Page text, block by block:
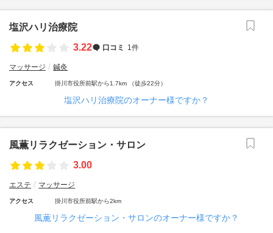
塩沢ハリ治療院
3.22
口コミ 1件
マッサージ 鍼灸
アクセス 掛川市役所前駅から1.7km （徒歩22分）
塩沢ハリ治療院のオーナー様ですか？
風薫リラクゼーション・サロン
3.00
エステ マッサージ
アクセス 掛川市役所前駅から2km
風薫リラクゼーション・サロンのオーナー様ですか？